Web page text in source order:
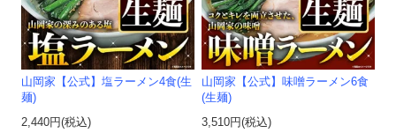
山岡家【公式】塩ラーメン4食(生
麺)
2,440円(税込)
山岡家【公式】味噌ラーメン6食
(生麺)
3,510円(税込)